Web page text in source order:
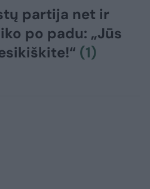
partija net ir
po padu: „Jūs
(1)